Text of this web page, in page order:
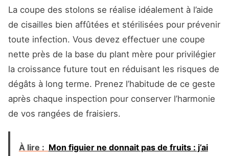
La coupe des stolons se réalise idéalement à l’aide
de cisailles bien affûtées et stérilisées pour prévenir
toute infection. Vous devez effectuer une coupe
nette près de la base du plant mère pour privilégier
la croissance future tout en réduisant les risques de
dégâts à long terme. Prenez l’habitude de ce geste
après chaque inspection pour conserver l’harmonie
de vos rangées de fraisiers.
À lire : Mon figuier ne donnait pas de fruits : j’ai